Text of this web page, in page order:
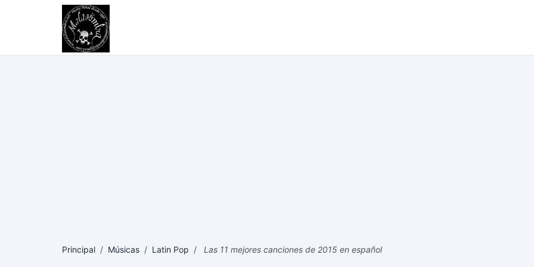
Principal / Músicas / Latin Pop / Las 11 mejores canciones de 2015 en español